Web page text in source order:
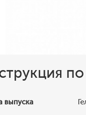
выпуска